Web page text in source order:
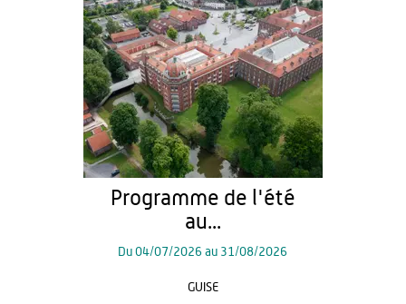
Programme de l'été
au...
Du04/07/2026 au 31/08/2026
GUISE